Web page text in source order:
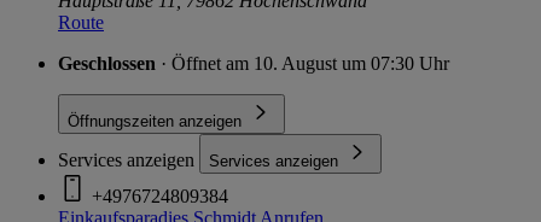
Route
Geschlossen · Öffnet am 10. August um 07:30 Uhr
Öffnungszeiten anzeigen
Services anzeigen Services anzeigen
+4976724809384